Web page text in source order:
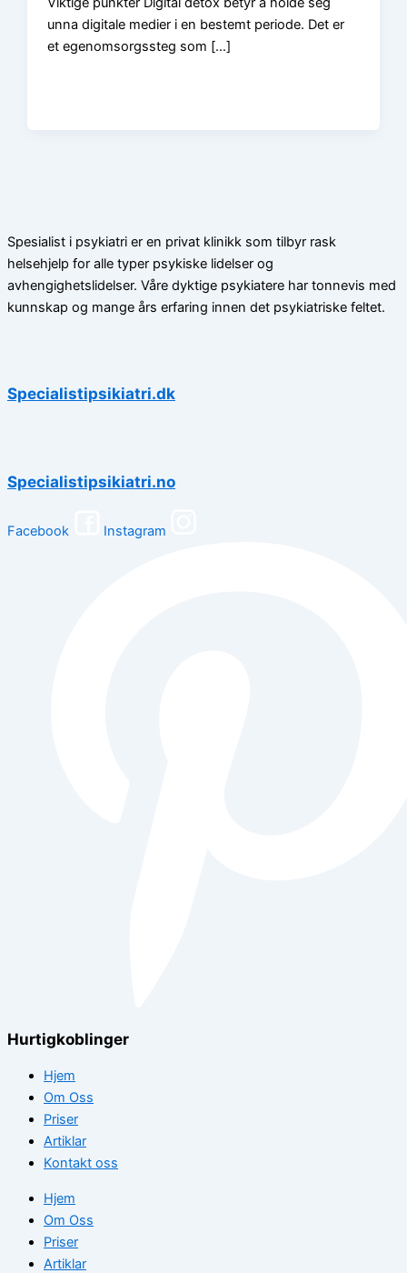
unna digitale medier i en bestemt periode. Det er
et egenomsorgssteg som […]
Spesialist i psykiatri er en privat klinikk som tilbyr rask
helsehjelp for alle typer psykiske lidelser og
avhengighetslidelser. Våre dyktige psykiatere har tonnevis med
kunnskap og mange års erfaring innen det psykiatriske feltet.
Specialistipsikiatri.dk
Specialistipsikiatri.no
Facebook Instagram
Hurtigkoblinger
Hjem
Om Oss
Priser
Artiklar
Kontakt oss
Hjem
Om Oss
Priser
Artiklar